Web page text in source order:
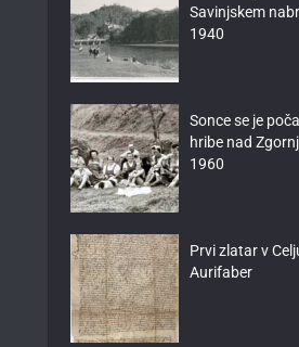
Savinjskem
1940
Sonce se je
hribe nad
1960
Prvi zlatar v
Aurifaber